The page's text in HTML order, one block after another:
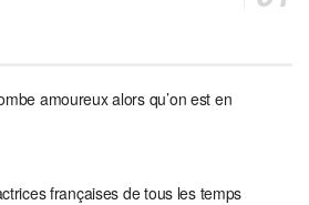
amoureux alors qu’on est en
françaises de tous les temps